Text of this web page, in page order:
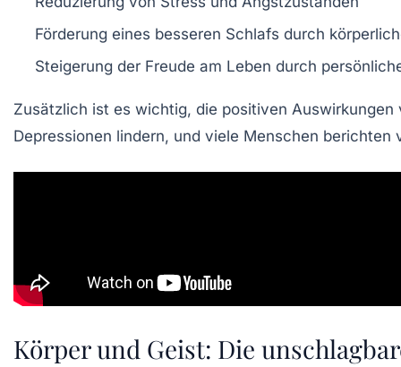
Förderung eines besseren Schlafs durch
Steigerung der Freude am Leben durch
Zusätzlich ist es wichtig, die positiven
Depressionen lindern, und viele Menschen
Körper und Geist: Die